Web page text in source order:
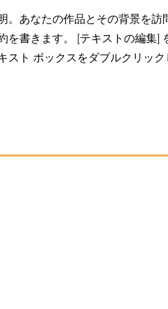
。あなたの作品とその背景を訪
を書きます。 [テキストの編集]
スト ボックスをダブルクリック